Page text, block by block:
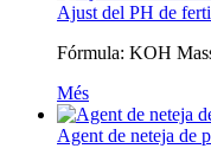
Ajust del PH de
Fórmula: KOH
Més
Agent de neteja de